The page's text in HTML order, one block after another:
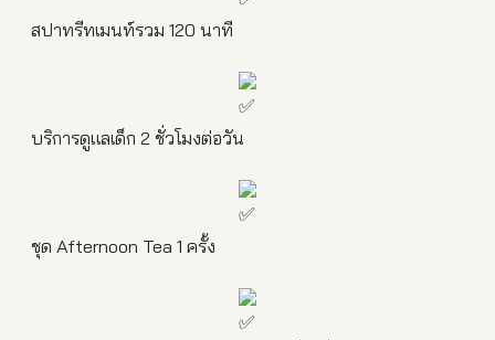
สปาทรีทเมนท์รวม 120 นาที
บริการดูแลเด็ก 2 ชั่วโมงต่อวัน
ชุด Afternoon Tea 1 ครั้ง